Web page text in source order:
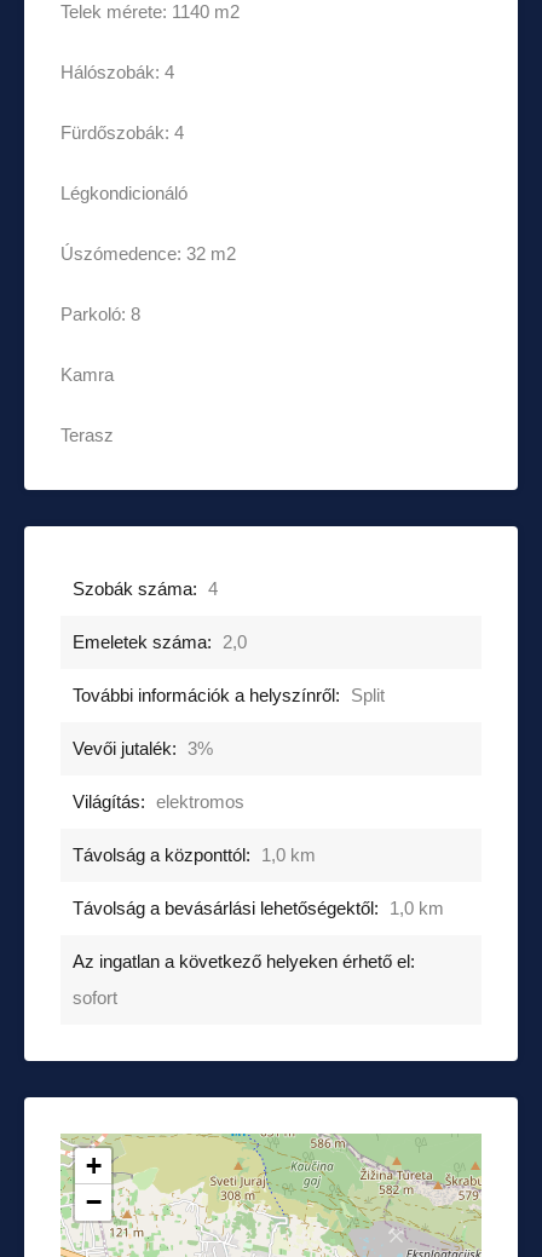
Telek mérete: 1140 m2
Hálószobák: 4
Fürdőszobák: 4
Légkondicionáló
Úszómedence: 32 m2
Parkoló: 8
Kamra
Terasz
Szobák száma: 4
Emeletek száma: 2,0
További információk a helyszínről: Split
Vevői jutalék: 3%
Világítás: elektromos
Távolság a központtól: 1,0 km
Távolság a bevásárlási lehetőségektől: 1,0 km
Az ingatlan a következő helyeken érhető el:
sofort
+
−